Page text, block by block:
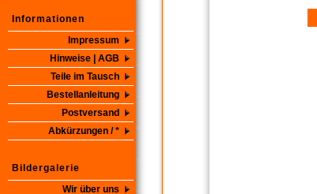
Informationen
Impressum
Hinweise | AGB
Teile im Tausch
Bestellanleitung
Postversand
Abkürzungen / *
Bildergalerie
Wir über uns